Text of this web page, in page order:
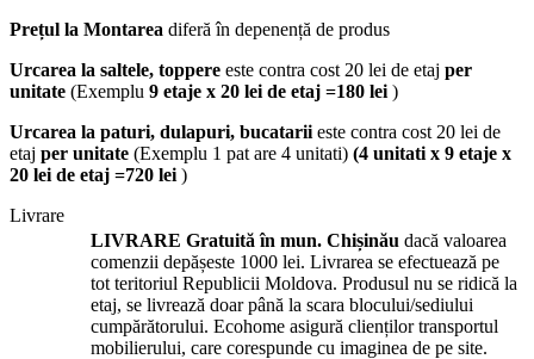
Prețul la Montarea diferă în depenență de produs
Urcarea la saltele, toppere este contra cost 20 lei de etaj per
unitate (Exemplu 9 etaje x 20 lei de etaj =180 lei )
Urcarea la paturi, dulapuri, bucatarii este contra cost 20 lei de
etaj per unitate (Exemplu 1 pat are 4 unitati) (4 unitati x 9 etaje x
20 lei de etaj =720 lei )
Livrare
LIVRARE Gratuită în mun. Chișinău dacă valoarea
comenzii depășeste 1000 lei. Livrarea se efectuează pe
tot teritoriul Republicii Moldova. Produsul nu se ridică la
etaj, se livrează doar până la scara blocului/sediului
cumpărătorului. Ecohome asigură clienților transportul
mobilierului, care corespunde cu imaginea de pe site.